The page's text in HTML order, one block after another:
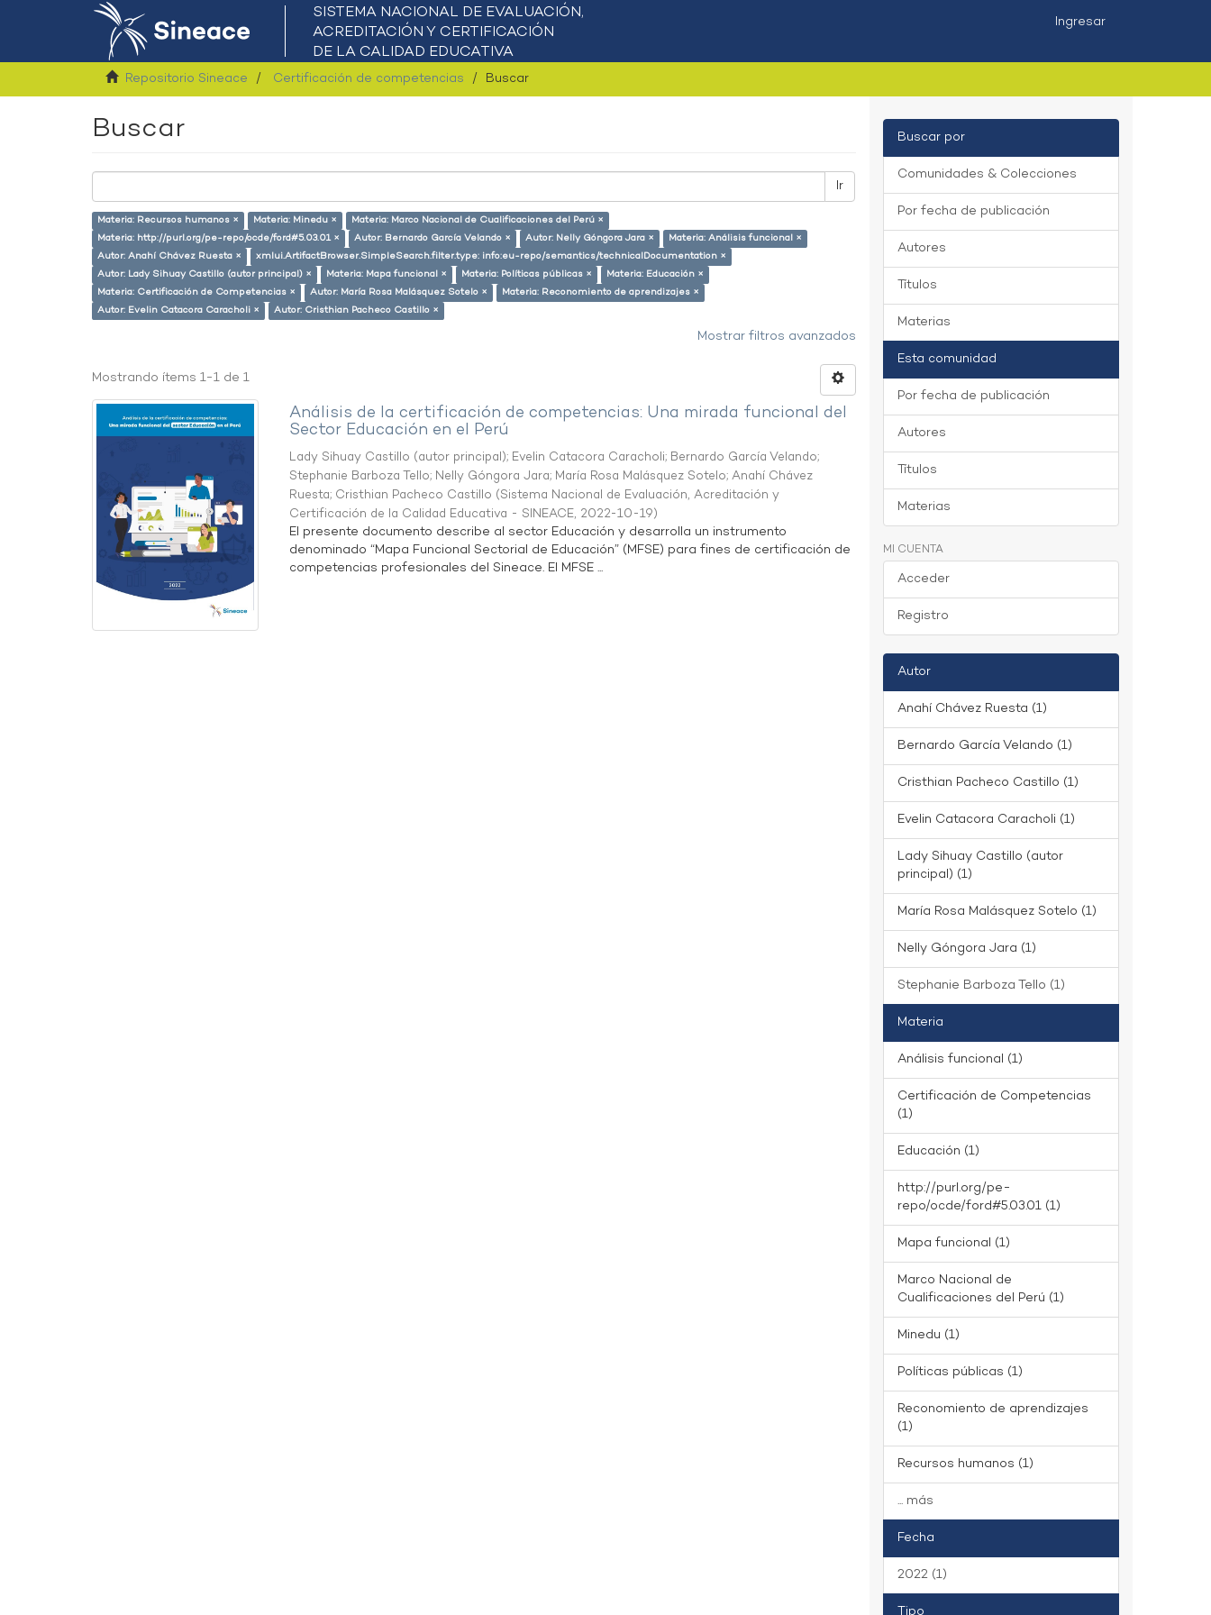
Ingresar
Repositorio Sineace Certificación de competencias Buscar
Buscar
Ir
Materia: Recursos humanos × Materia: Minedu ×
Materia: Marco Nacional de Cualificaciones del Perú ×
Materia: http://purl.org/pe-repo/ocde/ford#5.03.01 ×
Autor: Bernardo García Velando × Autor: Nelly Góngora Jara ×
Materia: Análisis funcional ×
Autor: Anahí Chávez Ruesta ×
xmlui.ArtifactBrowser.SimpleSearch.filter.type: info:eu-repo/semantics/technicalDocumentation ×
Autor: Lady Sihuay Castillo (autor principal) ×
Materia: Mapa funcional × Materia: Políticas públicas ×
Materia: Educación ×
Materia: Certificación de Competencias ×
Autor: María Rosa Malásquez Sotelo ×
Materia: Reconomiento de aprendizajes ×
Autor: Evelin Catacora Caracholi ×
Autor: Cristhian Pacheco Castillo ×
Mostrar filtros avanzados
Mostrando ítems 1-1 de 1
Análisis de la certificación de competencias: Una mirada funcional del
Sector Educación en el Perú
Lady Sihuay Castillo (autor principal); Evelin Catacora Caracholi; Bernardo García Velando;
Stephanie Barboza Tello; Nelly Góngora Jara; María Rosa Malásquez Sotelo;Anahí Chávez
Ruesta; Cristhian Pacheco Castillo (Sistema Nacional de Evaluación, Acreditación y
Certificación de la Calidad Educativa - SINEACE, 2022-10-19)
El presente documento describe al sector Educación y desarrolla un instrumento
denominado “Mapa Funcional Sectorial de Educación” (MFSE) para fines de certificación de
competencias profesionales del Sineace. El MFSE ...
Buscar por
Comunidades & Colecciones
Por fecha de publicación
Autores
Títulos
Materias
Esta comunidad
Por fecha de publicación
Autores
Títulos
Materias
MI CUENTA
Acceder
Registro
Autor
Anahí Chávez Ruesta (1)
Bernardo García Velando (1)
Cristhian Pacheco Castillo (1)
Evelin Catacora Caracholi (1)
Lady Sihuay Castillo (autor
principal) (1)
María Rosa Malásquez Sotelo (1)
Nelly Góngora Jara (1)
Stephanie Barboza Tello (1)
Materia
Análisis funcional (1)
Certificación de Competencias
(1)
Educación (1)
http://purl.org/pe-
repo/ocde/ford#5.03.01 (1)
Mapa funcional (1)
Marco Nacional de
Cualificaciones del Perú (1)
Minedu (1)
Políticas públicas (1)
Reconomiento de aprendizajes
(1)
Recursos humanos (1)
... más
Fecha
2022 (1)